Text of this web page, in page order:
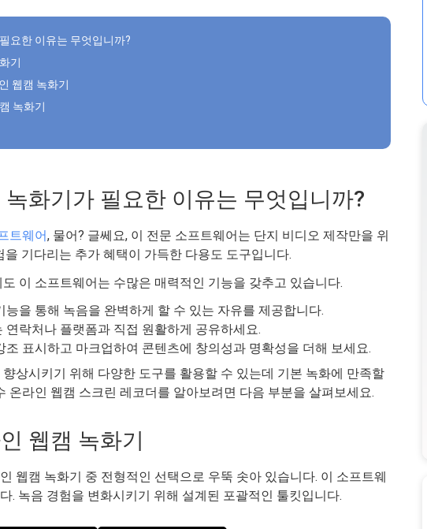
요한 이유는 무엇입니까?
기
웹캠 녹화기
녹화기
화기가 필요한 이유는 무엇입니까?
트웨어, 물어? 글쎄요, 이 전문 소프트웨어는 단지 비디오 제작만을 위
기다리는 추가 혜택이 가득한 다용도 도구입니다.
이 소프트웨어는 수많은 매력적인 기능을 갖추고 있습니다.
능을 통해 녹음을 완벽하게 할 수 있는 자유를 제공합니다.
연락처나 플랫폼과 직접 원활하게 공유하세요.
조 표시하고 마크업하여 콘텐츠에 창의성과 명확성을 더해 보세요.
상시키기 위해 다양한 도구를 활용할 수 있는데 기본 녹화에 만족할
온라인 웹캠 스크린 레코더를 알아보려면 다음 부분을 살펴보세요.
웹캠 녹화기
웹캠 녹화기 중 전형적인 선택으로 우뚝 솟아 있습니다. 이 소프트웨
. 녹음 경험을 변화시키기 위해 설계된 포괄적인 툴킷입니다.